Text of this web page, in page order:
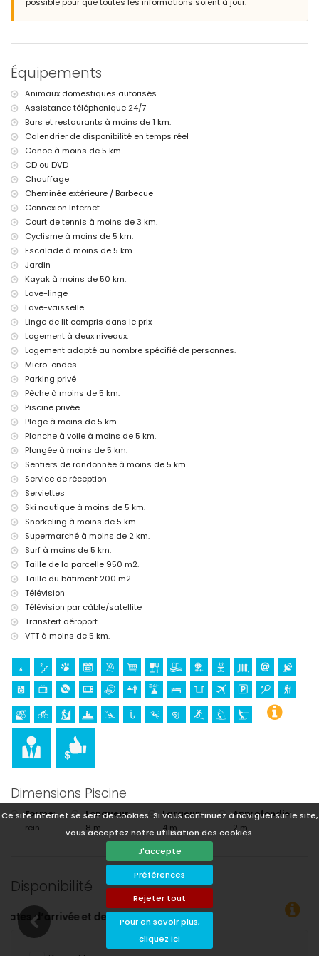
Ce site internet se sert de cookies. Si vous continuez à naviguer sur le site,
vous acceptez notre utilisation des cookies.
J'accepte
Préférences
Rejeter tout
Pour en savoir plus,
cliquez ici
espace de stationnement couvert privé et 2 places de parking privées
kilomètres de la villa)
plage la plus proche : Cala de la Granadella, Jávea (à moins de 5
kilomètres de la villa)
port le plus proche : Duanes del Mar, Jávea (à moins de 5 kilomètres
de la villa)
aéroport le plus proche : Alicante (à moins de 100 kilomètres de la
villa)
animaux de compagnie autorisés
L'hébergement est très adapté pour les familles avec enfants
Installations et services inclus dans le prix de location de la villa
internet (WiFi)
aspirateur et fer et planche à repasser
linge de lit et serviettes
chauffage central
Installations et services avec supplément
service aéroport
lit supplémentaire et lits/couches pour enfants (sur demande)
Activités de divertissement et de loisirs pour vos vacances à
Jávea, Costa Blanca
cinéma, théâtre, discothèque, bar, promenade (El Arenal et Jávea) (à
moins de 5 kilomètres de la maison)
Sites et culture à Jávea, Costa Blanca
musée (Pueblo Histórico, Jávea), église (Virgen de Loreto, Puerto,
Jávea), ruine (Histórico de Jávea), bâtiment architectural (Pueblo
Histórico, Jávea) et lieu historique (Histórico de Jávea) (à moins de 5
kilomètres de l'hébergement)
monument (Molinos de Viento et Jávea) (à moins de 10 kilomètres de
l'hébergement)
château (Portal de la Vila et Denia) (à moins de 25 kilomètres de
l'hébergement)
Sports
tennis, randonnée, VTT, cyclisme, escalade, canoë, pêche, plongée,
snorkeling, surf, planche à voile et ski nautique (à moins de 5
kilomètres de la villa)
golf (Club de Golf de Jávea, Jávea) et équitation (à moins de 10
kilomètres de la villa)
kayak (à moins de 50 kilomètres de la villa)
Équipements
Animaux domestiques autorisés.
Assistance téléphonique 24/7
Bars et restaurants à moins de 1 km.
Calendrier de disponibilité en temps réel
Canoë à moins de 5 km.
CD ou DVD
Chauffage
Cheminée extérieure / Barbecue
Connexion Internet
Court de tennis à moins de 3 km.
Cyclisme à moins de 5 km.
Escalade à moins de 5 km.
Jardin
Kayak à moins de 50 km.
Lave-linge
Lave-vaisselle
Linge de lit compris dans le prix
Logement à deux niveaux.
Logement adapté au nombre spécifié de personnes.
Micro-ondes
Parking privé
Pêche à moins de 5 km.
Piscine privée
Plage à moins de 5 km.
Planche à voile à moins de 5 km.
Plongée à moins de 5 km.
Sentiers de randonnée à moins de 5 km.
Service de réception
Serviettes
Ski nautique à moins de 5 km.
Snorkeling à moins de 5 km.
Supermarché à moins de 2 km.
Surf à moins de 5 km.
Taille de la parcelle 950 m2.
Taille du bâtiment 200 m2.
Télévision
Télévision par câble/satellite
Transfert aéroport
VTT à moins de 5 km.
Dimensions Piscine
Forme:
rein
Longueur:
8 m.
Largeur:
4 m.
Approfondie:
2 m.
Disponibilité